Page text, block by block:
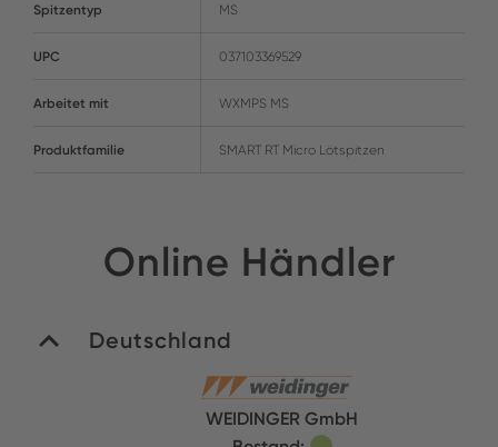
Spitzentyp MS
UPC 037103369529
Arbeitet mit WXMPS MS
Produktfamilie SMART RT Micro Lötspitzen
Online Händler
Deutschland
WEIDINGER GmbH